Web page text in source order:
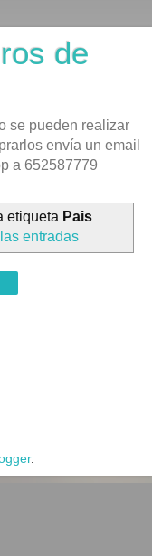
de
se pueden realizar
envía un email
a 652587779
etiqueta Pais
entradas
.